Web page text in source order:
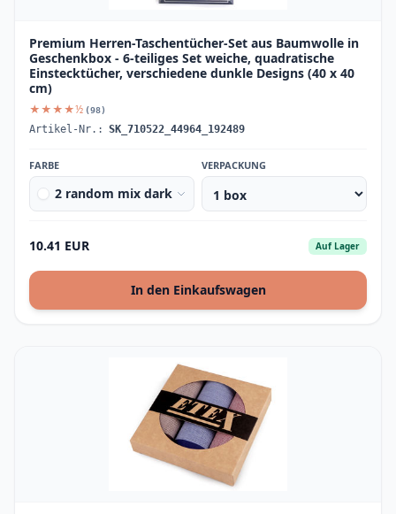
Premium Herren-Taschentücher-Set aus Baumwolle in
Geschenkbox - 6-teiliges Set weiche, quadratische
Einstecktücher, verschiedene dunkle Designs (40 x 40
cm)
★★★★½ (98)
Artikel-Nr.: SK_710522_44964_192489
FARBE
2 random mix dark
VERPACKUNG
10.41 EUR Auf Lager
In den Einkaufswagen